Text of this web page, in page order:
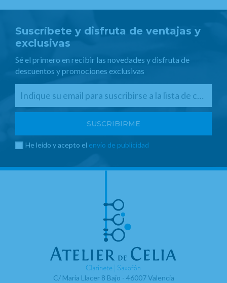
Suscríbete y disfruta de ventajas y
exclusivas
Sé el primero en recibir las novedades y disfruta de
descuentos y promociones exclusivas
He leído y acepto el envío de publicidad
C/ Maria Llacer 8 Bajo - 46007 Valencia